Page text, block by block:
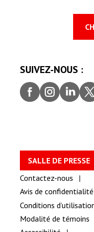
SUIVEZ-NOUS :
Faceb
ook
Insta
gram
Linke
dIn
er
SALLE DE PRESSE
Contactez-nous
Avis de confidentialité
Conditions
Modalité de témoins